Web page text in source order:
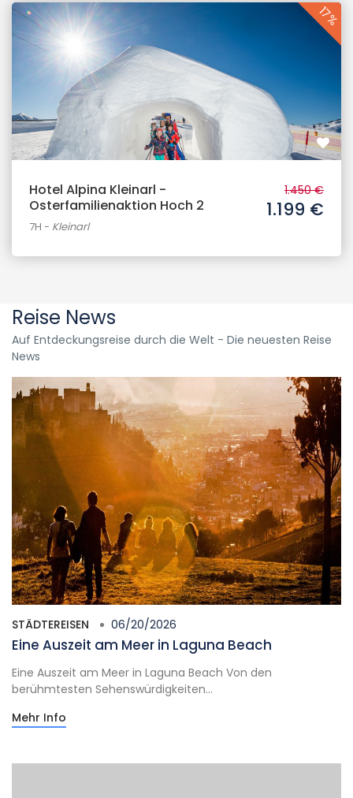
17%
Hotel Alpina Kleinarl -
Osterfamilienaktion Hoch 2
7H - Kleinarl
1.450 €
1.199 €
Reise News
Auf Entdeckungsreise durch die Welt - Die neuesten Reise
News
STÄDTEREISEN 06/20/2026
Eine Auszeit am Meer in Laguna Beach
Eine Auszeit am Meer in Laguna Beach Von den
berühmtesten Sehenswürdigkeiten...
Mehr Info